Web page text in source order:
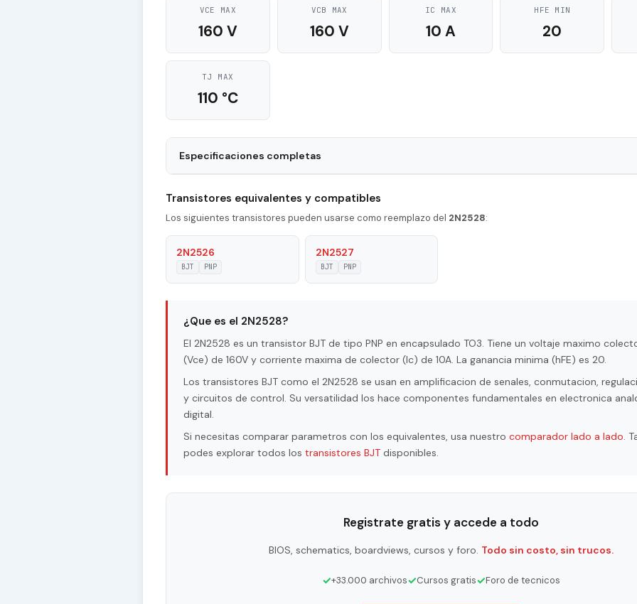
VCE MAX
160 V
VCB MAX
160 V
IC MAX
10 A
HFE MIN
20
TJ MAX
110 °C
Especificaciones completas
Polarity PNP
Maximum Collector-Base Voltage |Vcb| 160 V
Max. Operating Junction Temperature (Tj)
Maximum Collector Power Dissipation (Pc) 85 W
Transistores equivalentes y compatibles
Los siguientes transistores pueden usarse como reemplazo del 2N2528:
2N2526
BJT PNP
2N2527
BJT PNP
¿Que es el 2N2528?
El 2N2528 es un transistor BJT de tipo PNP en encapsulado TO3. Tiene un voltaje maximo
(Vce) de 160V y corriente maxima de colector (Ic) de 10A. La ganancia minima (hFE) es 20.
Los transistores BJT como el 2N2528 se usan en amplificacion de senales, conmutacion,
y circuitos de control. Su versatilidad los hace componentes fundamentales en electronica
digital.
Si necesitas comparar parametros con los equivalentes, usa nuestro comparador lado a lado.
podes explorar todos los transistores BJT disponibles.
Registrate gratis y accede a todo
BIOS, schematics, boardviews, cursos y foro. Todo sin costo, sin trucos.
✓+33.000 archivos✓Cursos gratis✓Foro de tecnicos